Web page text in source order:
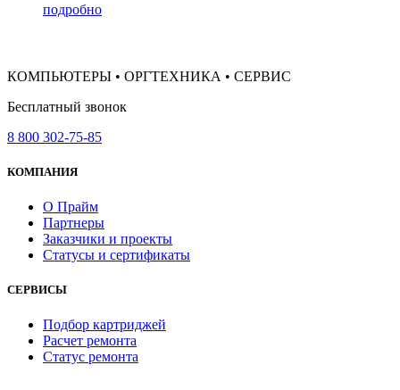
подробно
КОМПЬЮТЕРЫ • ОРГТЕХНИКА • СЕРВИС
Бесплатный звонок
8 800 302-75-85
КОМПАНИЯ
О Прайм
Партнеры
Заказчики и проекты
Статусы и сертификаты
СЕРВИСЫ
Подбор картриджей
Расчет ремонта
Статус ремонта